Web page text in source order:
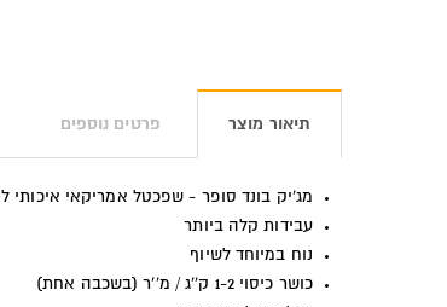
תיאור מוצר פרטים נוספים
מג'יק בונד סופר - שפכטל אמריקאי איכותי
עבידות קלה ביותר
נוח במיוחד לשיוף
כושר כיסוי 1-2 ק''ג / מ''ר (בשכבה אחת)